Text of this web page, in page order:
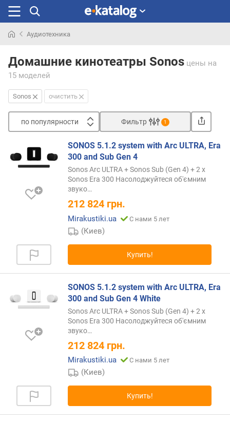
раньше
Аудиотехника
Домашние кинотеатры Sonos цены на
15 моделей
Sonos очистить
по популярности
о
п
с
д
ы
Фильтр 1
SONOS 5.1.2 system with Arc ULTRA, Era
300 and Sub Gen 4
Sonos Arc ULTRA + Sonos Sub (Gen 4) + 2 x
Sonos Era 300 Насолоджуйтеся об'ємним
звуко…
212 824 грн.
Mirakustiki.ua С нами 5 лет
(Киев)
Купить!
SONOS 5.1.2 system with Arc ULTRA, Era
300 and Sub Gen 4 White
Sonos Arc ULTRA + Sonos Sub (Gen 4) + 2 x
Sonos Era 300 Насолоджуйтеся об'ємним
звуко…
212 824 грн.
Mirakustiki.ua С нами 5 лет
(Киев)
Купить!